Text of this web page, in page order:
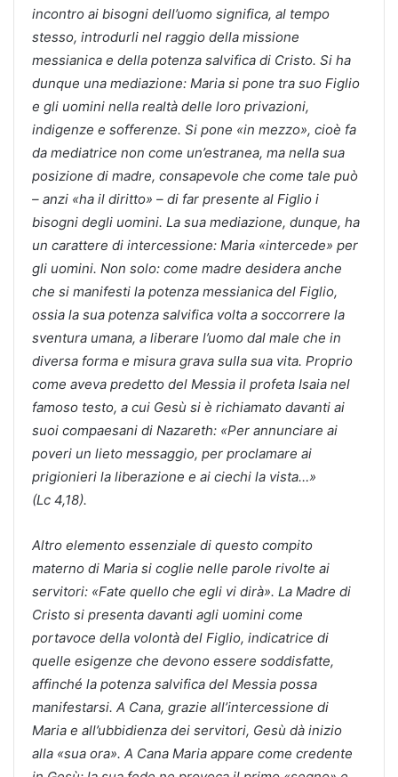
incontro ai bisogni dell’uomo significa, al tempo
stesso, introdurli nel raggio della missione
messianica e della potenza salvifica di Cristo. Si ha
dunque una mediazione: Maria si pone tra suo Figlio
e gli uomini nella realtà delle loro privazioni,
indigenze e sofferenze. Si pone «in mezzo», cioè fa
da mediatrice non come un’estranea, ma nella sua
posizione di madre, consapevole che come tale può
– anzi «ha il diritto» – di far presente al Figlio i
bisogni degli uomini. La sua mediazione, dunque, ha
un carattere di intercessione: Maria «intercede» per
gli uomini. Non solo: come madre desidera anche
che si manifesti la potenza messianica del Figlio,
ossia la sua potenza salvifica volta a soccorrere la
sventura umana, a liberare l’uomo dal male che in
diversa forma e misura grava sulla sua vita. Proprio
come aveva predetto del Messia il profeta Isaia nel
famoso testo, a cui Gesù si è richiamato davanti ai
suoi compaesani di Nazareth: «Per annunciare ai
poveri un lieto messaggio, per proclamare ai
prigionieri la liberazione e ai ciechi la vista…»
(Lc 4,18).
Altro elemento essenziale di questo compito
materno di Maria si coglie nelle parole rivolte ai
servitori: «Fate quello che egli vi dirà». La Madre di
Cristo si presenta davanti agli uomini come
portavoce della volontà del Figlio, indicatrice di
quelle esigenze che devono essere soddisfatte,
affinché la potenza salvifica del Messia possa
manifestarsi. A Cana, grazie all’intercessione di
Maria e all’ubbidienza dei servitori, Gesù dà inizio
alla «sua ora». A Cana Maria appare come credente